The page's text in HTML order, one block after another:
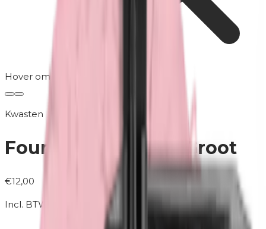
Hover om te zoomen
Kwasten
Foundationkwast | Groot
€12,00
Incl. BTW